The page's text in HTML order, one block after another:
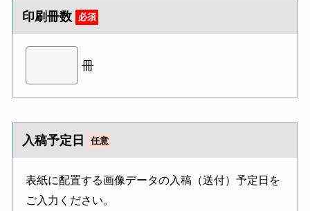
印刷冊数 必須
冊
入稿予定日 任意
表紙に配置する画像データの入稿（送付）予定日を
ご入力ください。